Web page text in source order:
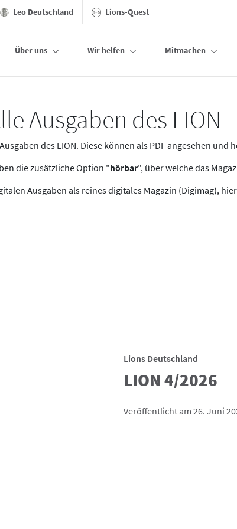
Leo Deutschland Lions-Quest
Über uns Wir helfen Mitmachen
Ausgaben des LION
des LION. Diese können als PDF angesehen und
die zusätzliche Option "hörbar", über welche das
Ausgaben als reines digitales Magazin (Digimag),
Lions Deutschland
LION 4/2026
Veröffentlicht am 26. Juni